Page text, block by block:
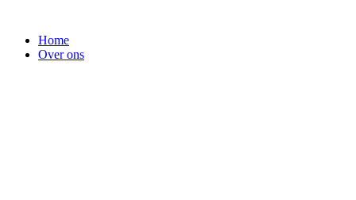
Home
Over ons